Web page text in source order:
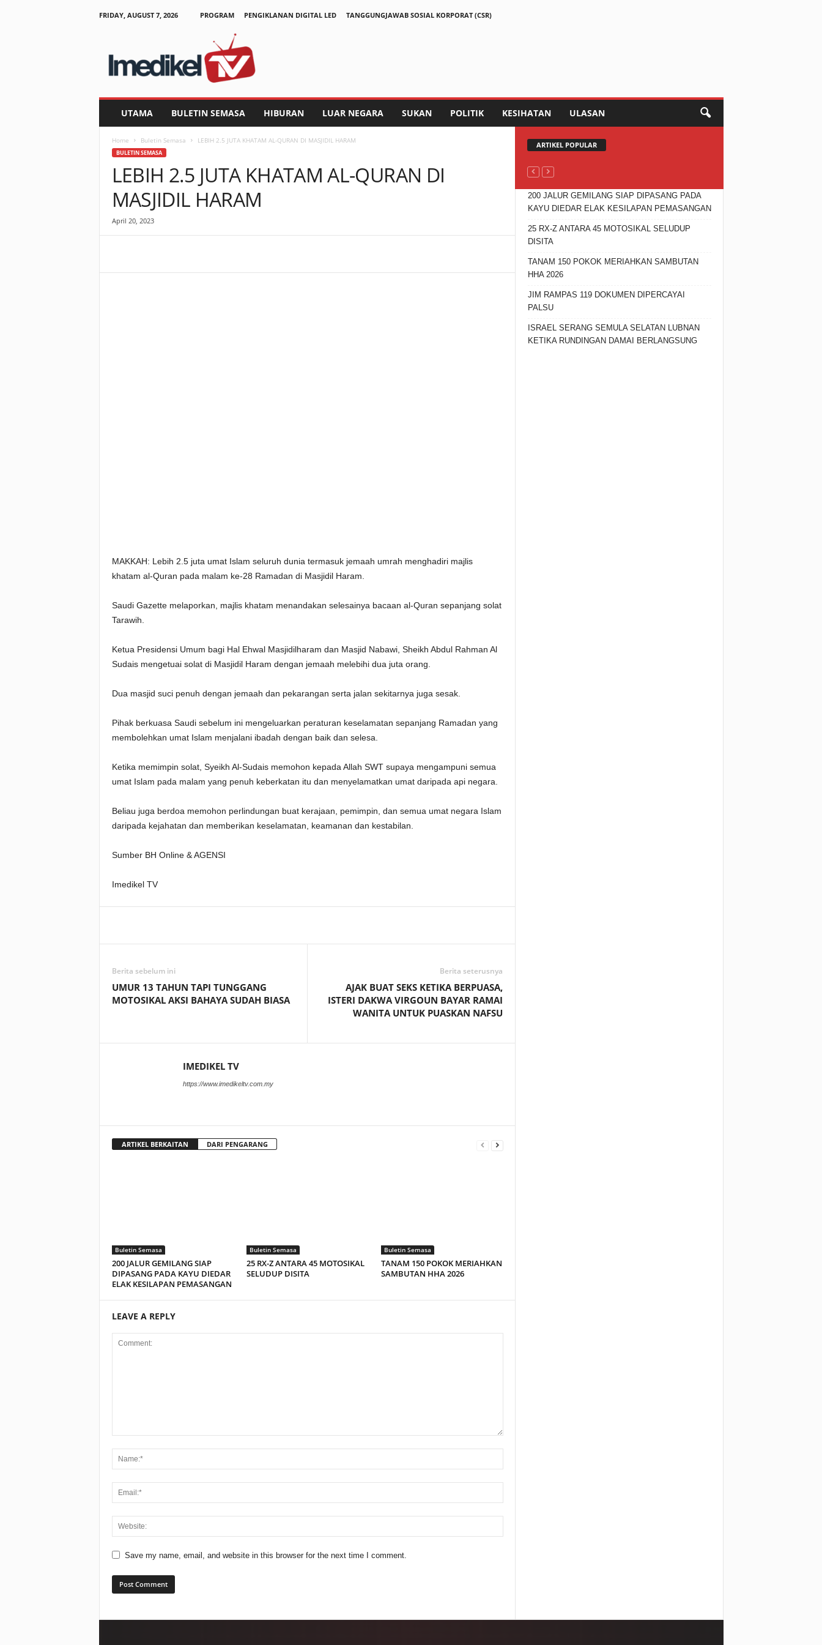
FRIDAY, AUGUST 7, 2026 PROGRAM PENGIKLANAN DIGITAL LED
TANGGUNGJAWAB SOSIAL KORPORAT (CSR)
UTAMA BULETIN SEMASA HIBURAN LUAR NEGARA SUKAN POLITIK KESIHATAN ULASAN
Home Buletin Semasa LEBIH 2.5 JUTA KHATAM AL-QURAN DI MASJIDIL HARAM
BULETIN SEMASA
LEBIH 2.5 JUTA KHATAM AL-QURAN DI
MASJIDIL HARAM
April 20, 2023
MAKKAH: Lebih 2.5 juta umat Islam seluruh dunia termasuk jemaah umrah menghadiri majlis
khatam al-Quran pada malam ke-28 Ramadan di Masjidil Haram.
Saudi Gazette melaporkan, majlis khatam menandakan selesainya bacaan al-Quran sepanjang solat
Tarawih.
Ketua Presidensi Umum bagi Hal Ehwal Masjidilharam dan Masjid Nabawi, Sheikh Abdul Rahman Al
Sudais mengetuai solat di Masjidil Haram dengan jemaah melebihi dua juta orang.
Dua masjid suci penuh dengan jemaah dan pekarangan serta jalan sekitarnya juga sesak.
Pihak berkuasa Saudi sebelum ini mengeluarkan peraturan keselamatan sepanjang Ramadan yang
membolehkan umat Islam menjalani ibadah dengan baik dan selesa.
Ketika memimpin solat, Syeikh Al-Sudais memohon kepada Allah SWT supaya mengampuni semua
umat Islam pada malam yang penuh keberkatan itu dan menyelamatkan umat daripada api negara.
Beliau juga berdoa memohon perlindungan buat kerajaan, pemimpin, dan semua umat negara Islam
daripada kejahatan dan memberikan keselamatan, keamanan dan kestabilan.
Sumber BH Online & AGENSI
Imedikel TV
Berita sebelum ini
UMUR 13 TAHUN TAPI TUNGGANG
MOTOSIKAL AKSI BAHAYA SUDAH BIASA
Berita seterusnya
AJAK BUAT SEKS KETIKA BERPUASA,
ISTERI DAKWA VIRGOUN BAYAR RAMAI
WANITA UNTUK PUASKAN NAFSU
IMEDIKEL TV
https://www.imedikeltv.com.my
ARTIKEL BERKAITAN DARI PENGARANG
Buletin Semasa
200 JALUR GEMILANG SIAP
DIPASANG PADA KAYU DIEDAR
ELAK KESILAPAN PEMASANGAN
Buletin Semasa
25 RX-Z ANTARA 45 MOTOSIKAL
SELUDUP DISITA
Buletin Semasa
TANAM 150 POKOK MERIAHKAN
SAMBUTAN HHA 2026
LEAVE A REPLY
Save my name, email, and website in this browser for the next time I comment.
ARTIKEL POPULAR
200 JALUR GEMILANG SIAP DIPASANG PADA
KAYU DIEDAR ELAK KESILAPAN PEMASANGAN
25 RX-Z ANTARA 45 MOTOSIKAL SELUDUP
DISITA
TANAM 150 POKOK MERIAHKAN SAMBUTAN
HHA 2026
JIM RAMPAS 119 DOKUMEN DIPERCAYAI
PALSU
ISRAEL SERANG SEMULA SELATAN LUBNAN
KETIKA RUNDINGAN DAMAI BERLANGSUNG